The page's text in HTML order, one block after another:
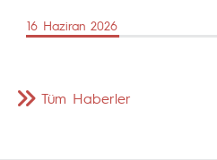
16 Haziran 2026
Tüm Haberler